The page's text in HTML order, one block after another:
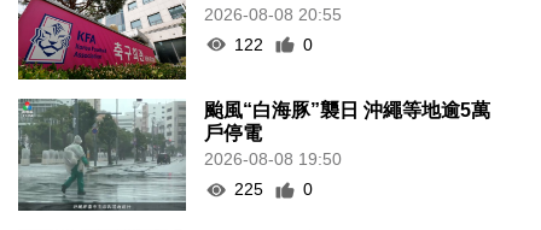
2026-08-08 20:55
122
0
颱風“白海豚”襲日 沖繩等地逾5萬
戶停電
2026-08-08 19:50
225
0